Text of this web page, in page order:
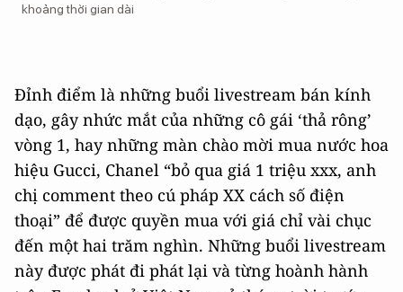
khoảng thời gian dài
Đỉnh điểm là những buổi livestream bán kính
dạo, gây nhức mắt của những cô gái ‘thả rông’
vòng 1, hay những màn chào mời mua nước hoa
hiệu Gucci, Chanel “bỏ qua giá 1 triệu xxx, anh
chị comment theo cú pháp XX cách số điện
thoại” để được quyền mua với giá chỉ vài chục
đến một hai trăm nghìn. Những buổi livestream
này được phát đi phát lại và từng hoành hành